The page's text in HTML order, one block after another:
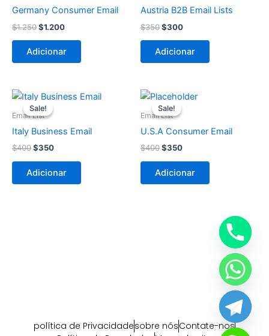
Germany Consumer Email
$1.250
$1.250.
$1.200
$1.200.
Adicionar
Austria B2B Email Lists
$350
$350.
$300
$300.
Adicionar
Sale!
Sale!
Email List
Italy Business Email
$400
O
preço
original
$400.
$350
O
$350.
Adicionar
Sale!
Sale!
Email List
U.S.A Consumer Email
$400
O
preço
original
$400.
$350
O
$350.
Adicionar
política de Privacidadesobre nósContate-nos